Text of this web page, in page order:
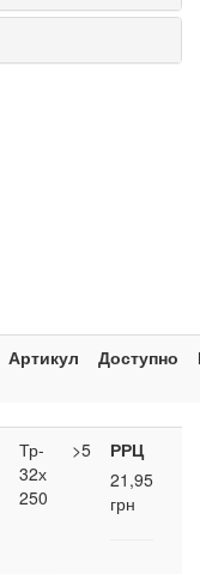
Артикул Доступно
Тр-
32х
250
>5
РРЦ
21,95
грн